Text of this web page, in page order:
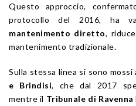
Questo approccio,
protocollo del 2016, ha
mantenimento diretto,
mantenimento tradizionale.
Sulla stessa linea si sono mossi
e Brindisi, che dal 2017
mentre il Tribunale di Ravenna